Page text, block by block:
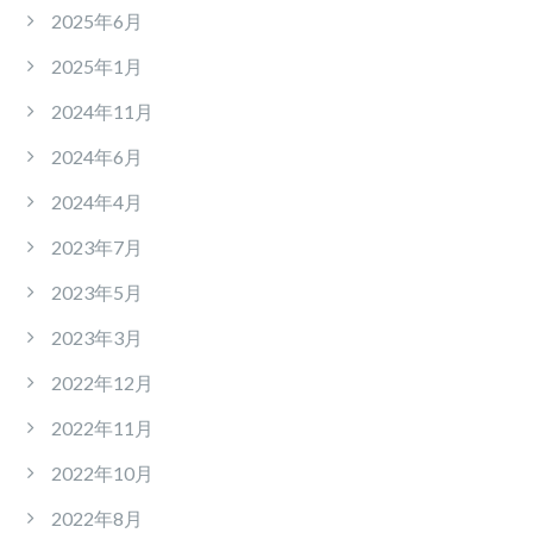
2025年6月
2025年1月
2024年11月
2024年6月
2024年4月
2023年7月
2023年5月
2023年3月
2022年12月
2022年11月
2022年10月
2022年8月